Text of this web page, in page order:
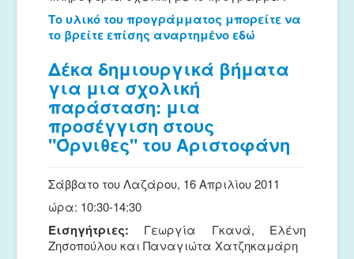
Το υλικό του προγράμματος μπορείτε να
το βρείτε επίσης αναρτημένο εδώ
Δέκα δημιουργικά βήματα
για μια σχολική
παράσταση: μια
προσέγγιση στους
"Όρνιθες" του Αριστοφάνη
Σάββατο του Λαζάρου, 16 Απριλίου 2011
ώρα: 10:30-14:30
Εισηγήτριες: Γεωργία Γκανά, Ελένη
Ζησοπούλου και Παναγιώτα Χατζηκαμάρη